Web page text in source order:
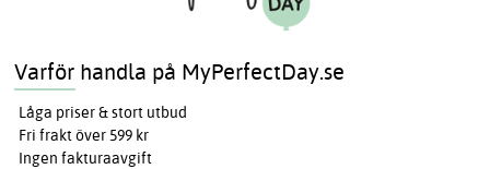
Varför handla på MyPerfectDay.se
Låga priser & stort utbud
Fri frakt över 599 kr
Ingen fakturaavgift